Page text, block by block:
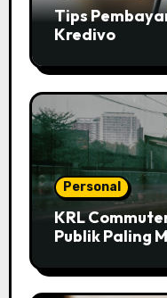
Tips
Kredivo
Personal
KRL
Publik Paling